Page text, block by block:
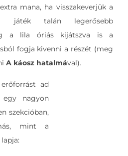
mana, ha visszakeverjük a
játék talán legerősebb
a lila óriás kijátszva is a
fogja kivenni a részét (meg
A káosz hatalmával).
ad
egy nagyon
szekcióban,
mint a